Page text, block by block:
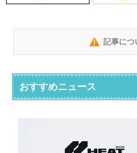
記事につ
おすすめニュース